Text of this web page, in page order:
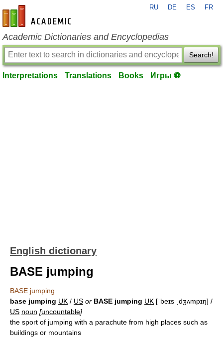
en-academic.com
RU DE ES FR
Academic Dictionaries and Encyclopedias
Search!
Interpretations Translations Books Игры ⚽
English dictionary
BASE jumping
BASE jumping
base jumping UK / US or BASE jumping UK [ˈbeɪs ˌdʒʌmpɪŋ] /
US noun [uncountable]
the sport of jumping with a parachute from high places such as
buildings or mountains